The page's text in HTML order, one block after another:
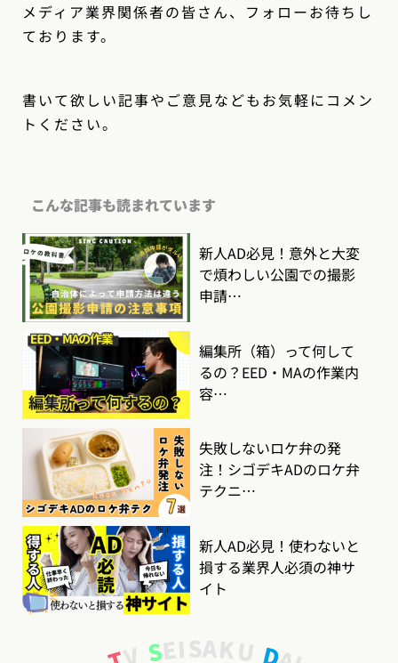
メディア業界関係者の皆さん、フォローお待ちし
ております。
書いて欲しい記事やご意見などもお気軽にコメン
トください。
こんな記事も読まれています
新人AD必見！意外と大変
で煩わしい公園での撮影
申請…
編集所（箱）って何して
るの？EED・MAの作業内
容…
失敗しないロケ弁の発
注！シゴデキADのロケ弁
テクニ…
新人AD必見！使わないと
損する業界人必須の神サ
イト